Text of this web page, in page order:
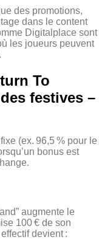
des promotions,
dans le content
Digitalplace sont
les joueurs peuvent
To
festives –
(ex. 96,5 % pour le
bonus est
augmente le
100 € de son
devient :